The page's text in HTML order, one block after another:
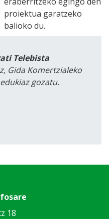
proiektua garatzeko
balioko du.
Telebista
Gida Komertzialeko
gozatu.
18